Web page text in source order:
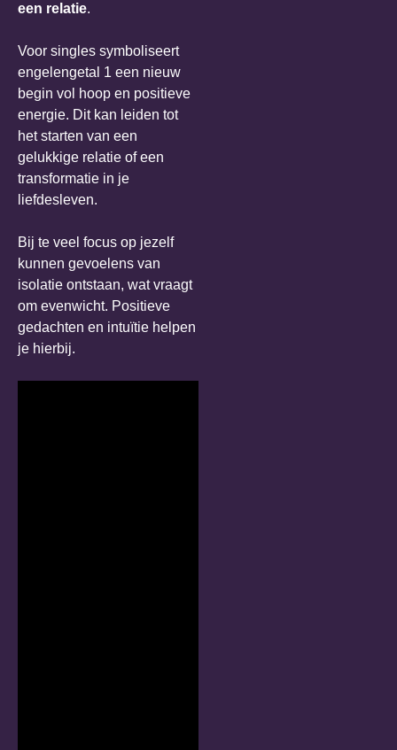
een relatie.
Voor singles symboliseert
engelengetal 1 een nieuw
begin vol hoop en positieve
energie. Dit kan leiden tot
het starten van een
gelukkige relatie of een
transformatie in je
liefdesleven.
Bij te veel focus op jezelf
kunnen gevoelens van
isolatie ontstaan, wat vraagt
om evenwicht. Positieve
gedachten en intuïtie helpen
je hierbij.